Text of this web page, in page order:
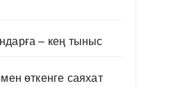
– кең тыныс
өткенге саяхат